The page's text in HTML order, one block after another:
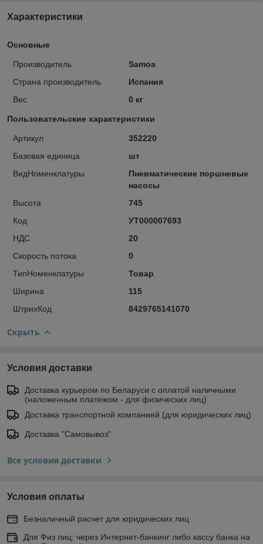
Характеристики
Основные
Производитель
Samoa
Страна производитель
Испания
Вес
0 кг
Пользовательские характеристики
Артикул
352220
Базовая единица
шт
ВидНоменклатуры
Пневматические поршневые
насосы
Высота
745
Код
УТ000007693
НДС
20
Скорость потока
0
ТипНоменклатуры
Товар
Ширина
115
ШтрихКод
8429765141070
Скрыть
Условия доставки
Доставка курьером по Беларуси с оплатой наличными
(наложенным платежом - для физических лиц)
Доставка транспортной компанией (для юридических лиц)
Доставка "Самовывоз"
Все условия доставки
Условия оплаты
Безналичный расчет для юридических лиц
Для Физ лиц: через Интернет-банкинг либо кассу банка на